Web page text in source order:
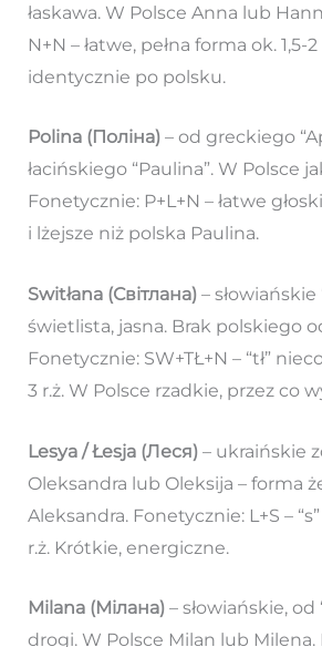
łaskawa. W Polsce Anna lub
N+N – łatwe, pełna forma ok. 1,5-
identycznie po polsku.
Polina (Поліна)– od greckiego
łacińskiego “Paulina”. W Polsce
Fonetycznie: P+L+N – łatwe
i lżejsze niż polska Paulina.
Switłana (Світлана)– słowiańskie
świetlista, jasna. Brak polskiego
Fonetycznie: SW+TŁ+N – “tł”
3 r.ż. W Polsce rzadkie, przez co
Lesya / Łesja (Леся)– ukraińskie
Oleksandra lub Oleksija – forma
Aleksandra. Fonetycznie: L+S –
r.ż. Krótkie, energiczne.
Milana (Мілана)– słowiańskie, od
drogi. W Polsce Milan lub Milena.